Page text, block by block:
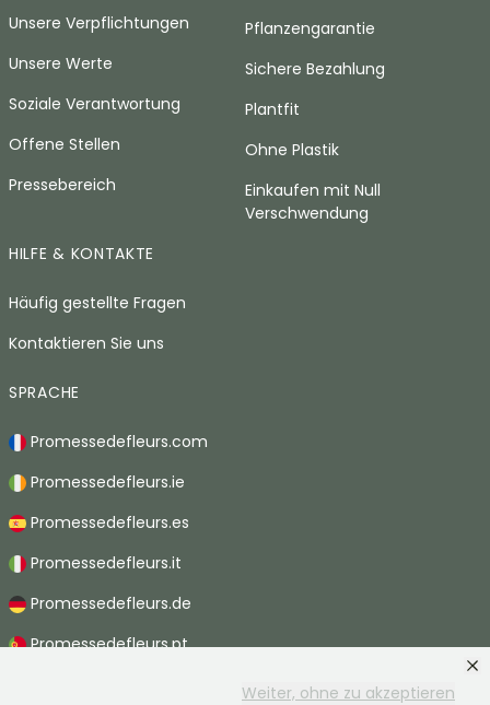
Weiter, ohne zu akzeptieren
Unsere Verpflichtungen
Unsere Werte
Soziale Verantwortung
Offene Stellen
Pressebereich
Pflanzengarantie
Sichere Bezahlung
Plantfit
Ohne Plastik
Einkaufen mit Null
Verschwendung
HILFE & KONTAKTE
Häufig gestellte Fragen
Kontaktieren Sie uns
SPRACHE
Promessedefleurs.com
Promessedefleurs.ie
Promessedefleurs.es
Promessedefleurs.it
Promessedefleurs.de
Promessedefleurs.pt